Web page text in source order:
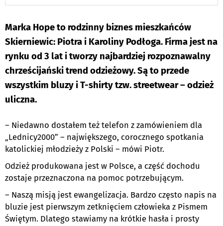
Marka Hope to rodzinny biznes mieszkańców
Skierniewic: Piotra i Karoliny Podłoga. Firma jest na
rynku od 3 lat i tworzy najbardziej rozpoznawalny
chrześcijański trend odzieżowy. Są to przede
wszystkim bluzy i T-shirty tzw. streetwear – odzież
uliczna.
– Niedawno dostałem też telefon z zamówieniem dla
„Lednicy2000” – największego, corocznego spotkania
katolickiej młodzieży z Polski – mówi Piotr.
Odzież produkowana jest w Polsce, a część dochodu
zostaje przeznaczona na pomoc potrzebującym.
– Naszą misją jest ewangelizacja. Bardzo często napis na
bluzie jest pierwszym zetknięciem człowieka z Pismem
Świętym. Dlatego stawiamy na krótkie hasła i prosty